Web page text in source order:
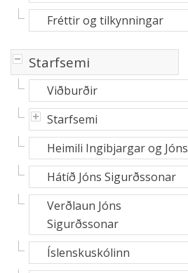
Fréttir og tilkynningar
-Starfsemi
Viðburðir
+
Starfsemi
Heimili Ingibjargar og Jóns
Hátíð Jóns Sigurðssonar
Verðlaun Jóns
Sigurðssonar
Íslenskuskólinn